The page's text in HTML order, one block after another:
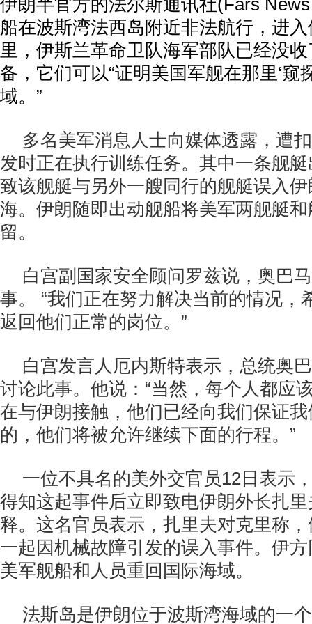
伊朗半官方的法尔斯通讯社(Fars
船在波斯湾法西岛附近非法航行，进
里，伊斯兰革命卫队海军部队已经没
备，它们可以“证明美国军舰在那里‘窥
域。”
多名美军消息人士向媒体透露，遭
发时正在执行训练任务。其中一条舰
致该舰艇与另外一艘同行的舰艇误入
海。伊朗随即出动舰船将美军两舰艇
留。
白宫副国家安全顾问罗兹说，奥巴
事。 “我们正在努力解决当前的情况，
返回他们正常的岗位。”
白宫发言人厄内斯特表示，总统奥
讨论此事。他说：“当然，每个人都应
在与伊朗接触，他们已经向我们保证
的，他们将被允许继续下面的行程。”
一位不具名的美外交官员12日表示
得知这起事件后立即致电伊朗外长扎
释。这名官员表示，扎里夫对克里称
一起因机械故障引发的误入事件。伊
美军舰船和人员重回国际海域。
法斯岛是伊朗位于波斯湾海域的一